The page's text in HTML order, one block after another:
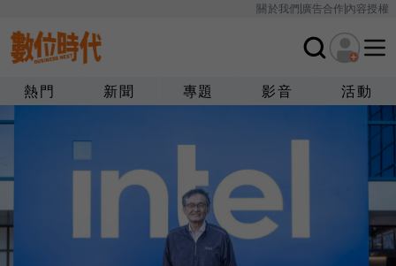
關於我們廣告合作內容授權
熱門 新聞 專題 影音 活動